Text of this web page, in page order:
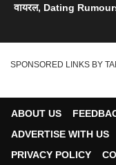
वायरल, Dating
SPONSORED LINKS BY
ABOUT US
ADVERTISE WITH US
PRIVACY POLICY